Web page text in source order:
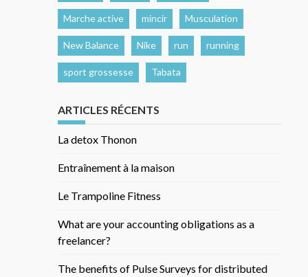
Marche active mincir Musculation
New Balance Nike run running
sport grossesse Tabata
ARTICLES RÉCENTS
La detox Thonon
Entraînement à la maison
Le Trampoline Fitness
What are your accounting obligations as a
freelancer?
The benefits of Pulse Surveys for distributed